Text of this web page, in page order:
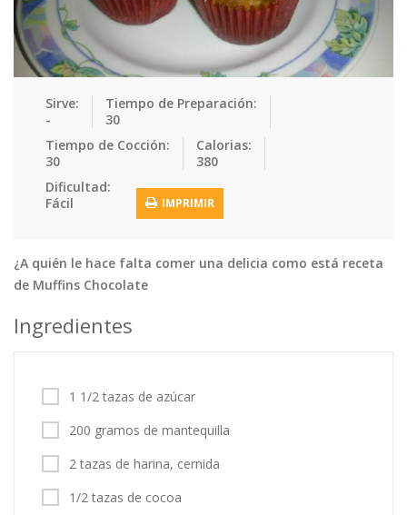
Pescados Platos Fue… Pollo
Postres Recetas de… Recetas Do… Recetas Fá…
Recetas Me… Recetas Na…
Sandwiches Snacks
Tacos
Tortas Vegetales
Vegetarian…
Tips y Trucos
Entrar / Registrarse
Sirve:
-
Tiempo de Preparación:
30
Tiempo de Cocción:
30
Calorias:
380
Dificultad:
Fácil
IMPRIMIR
¿A quién le hace falta comer una delicia como está receta
de Muffins Chocolate
Ingredientes
1 1/2 tazas de azúcar
200 gramos de mantequilla
2 tazas de harina, cernida
1/2 tazas de cocoa